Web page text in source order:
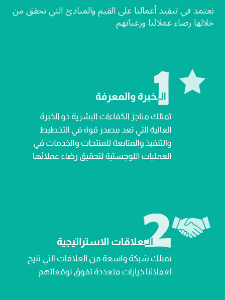
نعتمد في تنفيذ أعمالنا على القيم والمبادئ التي نحقق من
خلالها رضاء عملائنا ورغباتهم